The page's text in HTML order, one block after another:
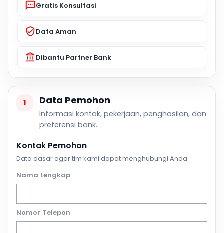
Gratis Konsultasi
Data Aman
Dibantu Partner Bank
1 Data Pemohon
Informasi kontak, pekerjaan, penghasilan, dan
preferensi bank.
Kontak Pemohon
Data dasar agar tim kami dapat menghubungi Anda.
Nama Lengkap
Nomor Telepon